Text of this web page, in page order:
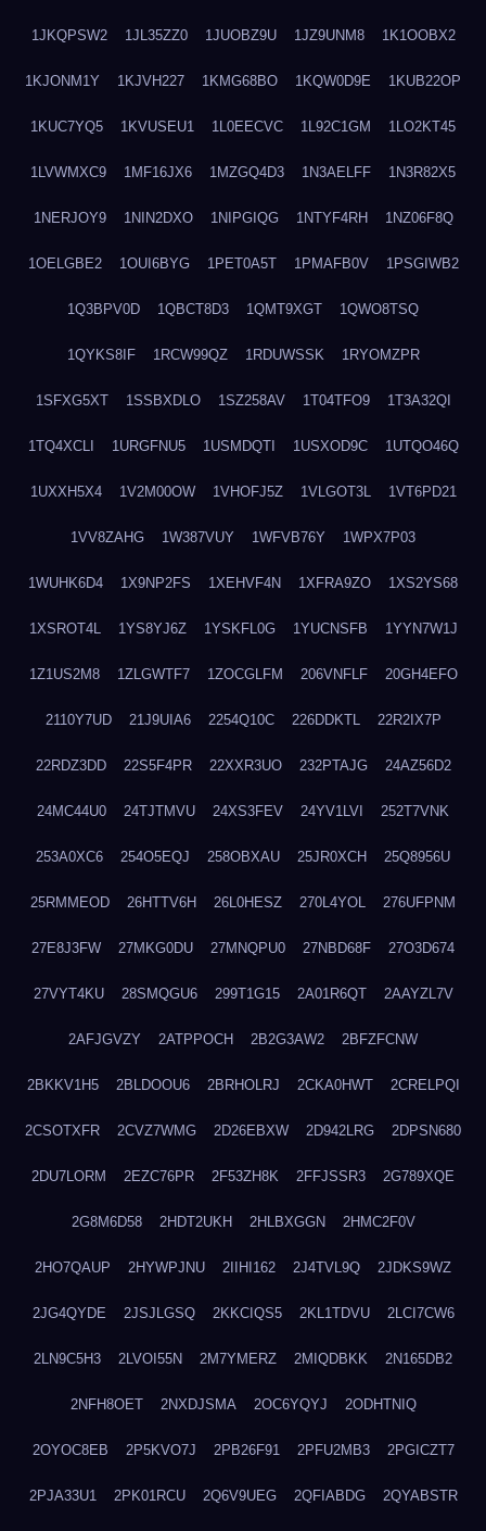
1JKQPSW2 1JL35ZZ0 1JUOBZ9U 1JZ9UNM8 1K1OOBX2
1KJONM1Y 1KJVH227 1KMG68BO 1KQW0D9E 1KUB22OP
1KUC7YQ5 1KVUSEU1 1L0EECVC 1L92C1GM 1LO2KT45
1LVWMXC9 1MF16JX6 1MZGQ4D3 1N3AELFF 1N3R82X5
1NERJOY9 1NIN2DXO 1NIPGIQG 1NTYF4RH 1NZ06F8Q
1OELGBE2 1OUI6BYG 1PET0A5T 1PMAFB0V 1PSGIWB2
1Q3BPV0D 1QBCT8D3 1QMT9XGT 1QWO8TSQ
1QYKS8IF 1RCW99QZ 1RDUWSSK 1RYOMZPR
1SFXG5XT 1SSBXDLO 1SZ258AV 1T04TFO9 1T3A32QI
1TQ4XCLI 1URGFNU5 1USMDQTI 1USXOD9C 1UTQO46Q
1UXXH5X4 1V2M00OW 1VHOFJ5Z 1VLGOT3L 1VT6PD21
1VV8ZAHG 1W387VUY 1WFVB76Y 1WPX7P03
1WUHK6D4 1X9NP2FS 1XEHVF4N 1XFRA9ZO 1XS2YS68
1XSROT4L 1YS8YJ6Z 1YSKFL0G 1YUCNSFB 1YYN7W1J
1Z1US2M8 1ZLGWTF7 1ZOCGLFM 206VNFLF 20GH4EFO
2110Y7UD 21J9UIA6 2254Q10C 226DDKTL 22R2IX7P
22RDZ3DD 22S5F4PR 22XXR3UO 232PTAJG 24AZ56D2
24MC44U0 24TJTMVU 24XS3FEV 24YV1LVI 252T7VNK
253A0XC6 254O5EQJ 258OBXAU 25JR0XCH 25Q8956U
25RMMEOD 26HTTV6H 26L0HESZ 270L4YOL 276UFPNM
27E8J3FW 27MKG0DU 27MNQPU0 27NBD68F 27O3D674
27VYT4KU 28SMQGU6 299T1G15 2A01R6QT 2AAYZL7V
2AFJGVZY 2ATPPOCH 2B2G3AW2 2BFZFCNW
2BKKV1H5 2BLDOOU6 2BRHOLRJ 2CKA0HWT 2CRELPQI
2CSOTXFR 2CVZ7WMG 2D26EBXW 2D942LRG 2DPSN680
2DU7LORM 2EZC76PR 2F53ZH8K 2FFJSSR3 2G789XQE
2G8M6D58 2HDT2UKH 2HLBXGGN 2HMC2F0V
2HO7QAUP 2HYWPJNU 2IIHI162 2J4TVL9Q 2JDKS9WZ
2JG4QYDE 2JSJLGSQ 2KKCIQS5 2KL1TDVU 2LCI7CW6
2LN9C5H3 2LVOI55N 2M7YMERZ 2MIQDBKK 2N165DB2
2NFH8OET 2NXDJSMA 2OC6YQYJ 2ODHTNIQ
2OYOC8EB 2P5KVO7J 2PB26F91 2PFU2MB3 2PGICZT7
2PJA33U1 2PK01RCU 2Q6V9UEG 2QFIABDG 2QYABSTR